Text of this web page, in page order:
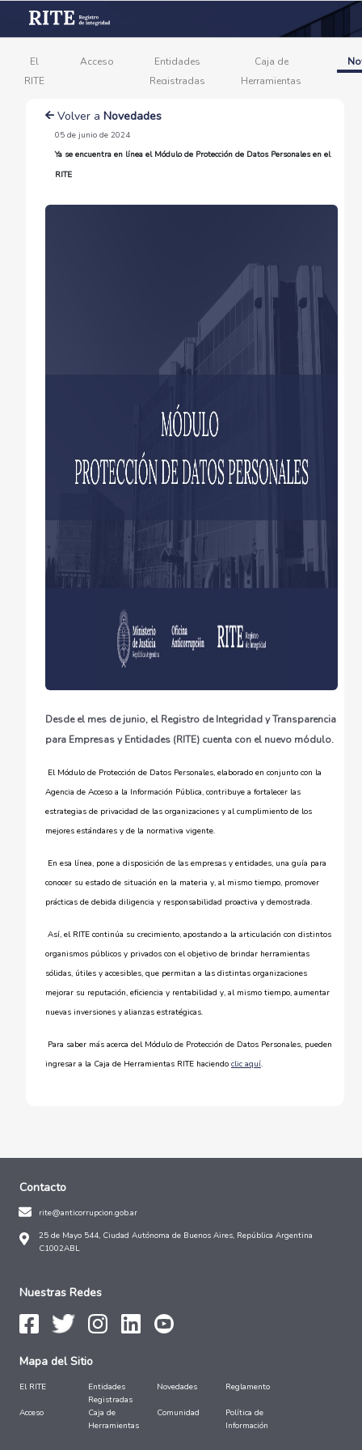
El
RITE
Acceso
Entidades
Registradas
Caja de
Herramientas
Volver a Novedades
05 de junio de 2024
Ya se encuentra en línea el Módulo de Protección de Datos Personales en el
RITE
Desde el mes de junio, el Registro de Integridad y Transparencia
para Empresas y Entidades (RITE) cuenta con el nuevo módulo.
El Módulo de Protección de Datos Personales, elaborado en conjunto con la
Agencia de Acceso a la Información Pública, contribuye a fortalecer las
estrategias de privacidad de las organizaciones y al cumplimiento de los
mejores estándares y de la normativa vigente.
En esa línea, pone a disposición de las empresas y entidades, una guía para
conocer su estado de situación en la materia y, al mismo tiempo, promover
prácticas de debida diligencia y responsabilidad proactiva y demostrada.
Así, el RITE continúa su crecimiento, apostando a la articulación con distintos
organismos públicos y privados con el objetivo de brindar herramientas
sólidas, útiles y accesibles, que permitan a las distintas organizaciones
mejorar su reputación, eficiencia y rentabilidad y, al mismo tiempo, aumentar
nuevas inversiones y alianzas estratégicas.
Para saber más acerca del Módulo de Protección de Datos Personales, pueden
ingresar a la Caja de Herramientas RITE haciendo clic aquí.
Contacto
rite@anticorrupcion.gob.ar
25 de Mayo 544, Ciudad Autónoma de Buenos Aires, República Argentina
C1002ABL
Nuestras Redes
Mapa del Sitio
El RITE
Entidades
Registradas
Novedades Reglamento
Acceso
Caja de
Herramientas
Comunidad
Política de
Información